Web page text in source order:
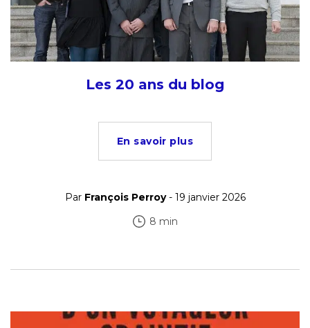
Les 20 ans du blog
En savoir plus
Par François Perroy- 19 janvier 2026
8 min